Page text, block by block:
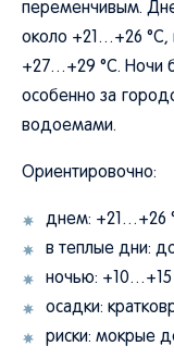
переменчивым.
около +21…+26
+27…+29 °C. Ночи
особенно за
водоемами.
Ориентировочно:
днем: +21…+26
в теплые дни:
ночью: +10…+15
осадки:
риски: мокрые